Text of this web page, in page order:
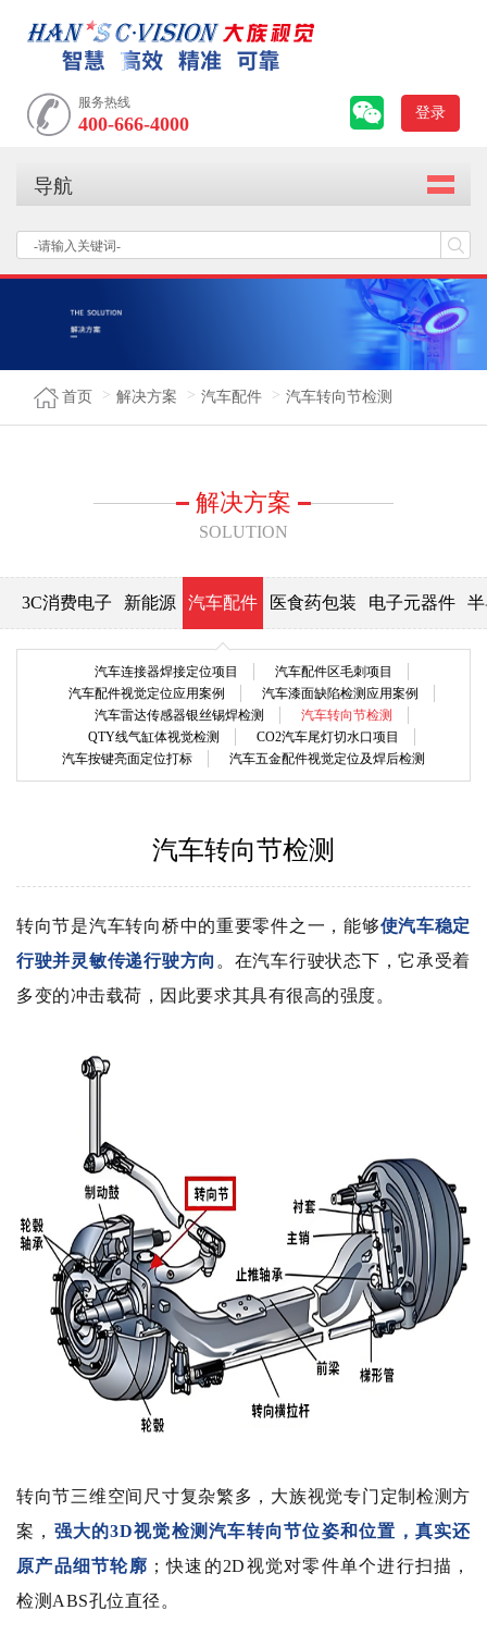
服务热线
400-666-4000
登录
导航
首页 解决方案 汽车配件 汽车转向节检测
解决方案
SOLUTION
3C消费电子 新能源 汽车配件 医食药包装 电子元器件
汽车连接器焊接定位项目
汽车配件区毛刺项目
汽车配件视觉定位应用案例
汽车漆面缺陷检测应用案例
汽车雷达传感器银丝锡焊检测
汽车转向节检测
QTY线气缸体视觉检测
CO2汽车尾灯切水口项目
汽车按键亮面定位打标
汽车五金配件视觉定位及焊后检测
汽车转向节检测
转向节是汽车转向桥中的重要零件之一，能够使汽车稳定
行驶并灵敏传递行驶方向 。在汽车行驶状态下，它承受着
多变的冲击载荷，因此要求其具有很高的强度。
转向节三维空间尺寸复杂繁多，大族视觉专门定制检测方
案， 强大的3D视觉检测汽车转向节位姿和位置，真实还
原产品细节轮廓 ；快速的2D视觉对零件单个进行扫描，
检测ABS孔位直径。